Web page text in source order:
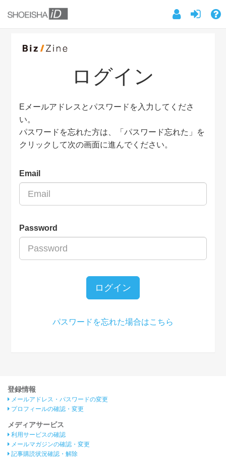
ログイン
Eメールアドレスとパスワードを入力してくださ
い。
パスワードを忘れた方は、「パスワード忘れた」を
クリックして次の画面に進んでください。
Email
Password
ログイン
パスワードを忘れた場合はこちら
登録情報
メールアドレス・パスワードの変更
プロフィールの確認・変更
メディアサービス
利用サービスの確認
メールマガジンの確認・変更
記事購読状況確認・解除